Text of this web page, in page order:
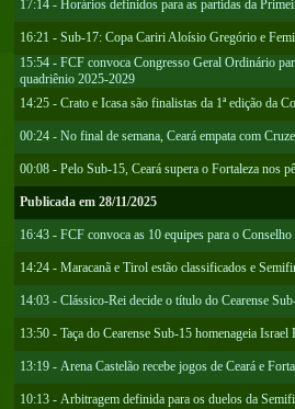
17:14 - Horários definidos para as partidas da
16:21 - Sub-17: Copa Cariri Aloísio Gregório e
15:54 - FCF convoca Congresso Geral Ordinário
quadriênio 2025-2029
14:25 - Crato e Icasa são finalistas da 1ª edição da
00:24 - No final de semana, Ceará empata com
00:08 - Pelo Sub-15, Ceará supera o Fortaleza nos
Publicada em 28/11/2025
16:43 - FCF convoca as 10 equipes para o
14:24 - Maracanã e Tirol estão classificados e
14:03 - Clássico-Rei decide o título do Cearense
13:50 - Taça do Cearense Sub-15 homenageia Israel
13:19 - Arena Castelão recebe jogos de Ceará e
10:13 - Arbitragem definida para os duelos da